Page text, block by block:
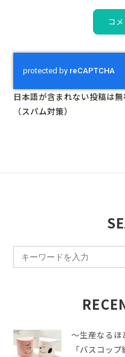
日本語が含まれない投稿は
（スパム対策）
Search
for:
〜生産なる
「バスコッ